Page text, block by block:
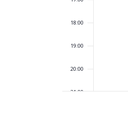
18:00
19:00
20:00
21:00